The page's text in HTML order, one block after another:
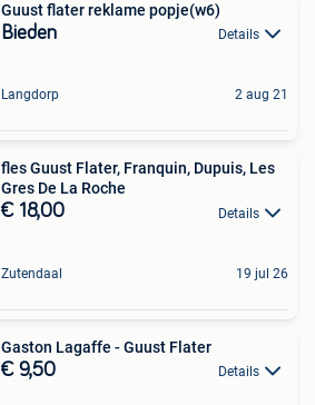
Guust flater reklame popje(w6)
Bieden Details
Langdorp 2 aug 21
fles Guust Flater, Franquin, Dupuis, Les
Gres De La Roche
€ 18,00 Details
Zutendaal 19 jul 26
Gaston Lagaffe - Guust Flater
€ 9,50 Details